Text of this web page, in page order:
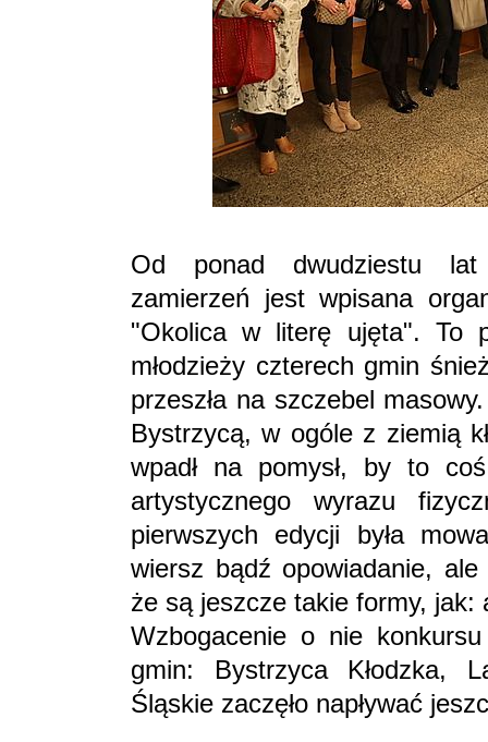
Od ponad dwudziestu lat
zamierzeń jest wpisana
"Okolica w literę ujęta". To
młodzieży czterech gmin
przeszła na szczebel
Bystrzycą, w ogóle z ziemią
wpadł na pomysł, by to
artystycznego wyrazu
pierwszych edycji była
wiersz bądź opowiadanie,
że są jeszcze takie formy,
Wzbogacenie o nie
gmin: Bystrzyca Kłodzka,
Śląskie zaczęło napływać